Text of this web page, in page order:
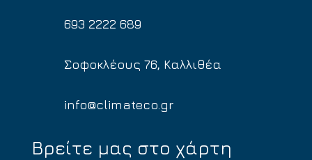
693 2222 689
Σοφοκλέους 76, Καλλιθέα
info@climateco.gr
Βρείτε μας στο χάρτη